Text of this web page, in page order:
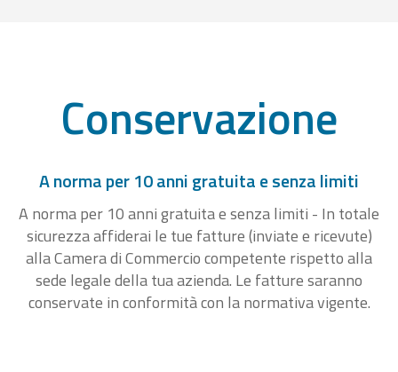
Conservazione
A norma per 10 anni gratuita e senza limiti
A norma per 10 anni gratuita e senza limiti - In totale
sicurezza affiderai le tue fatture (inviate e ricevute)
alla Camera di Commercio competente rispetto alla
sede legale della tua azienda. Le fatture saranno
conservate in conformità con la normativa vigente.